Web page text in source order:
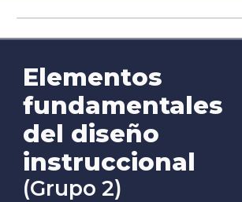
Elementos
fundamentales
del diseño
instruccional
(Grupo2)